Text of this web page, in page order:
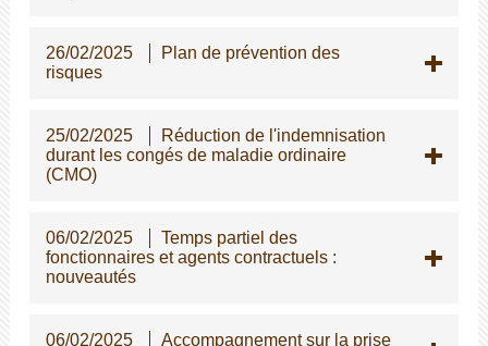
26/02/2025
Plan de prévention des
risques
25/02/2025
Réduction de l'indemnisation
durant les congés de maladie ordinaire
(CMO)
06/02/2025
Temps partiel des
fonctionnaires et agents contractuels :
nouveautés
06/02/2025
Accompagnement sur la prise